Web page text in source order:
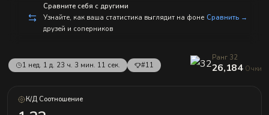
Сравните себя с другими
Узнайте, как ваша статистика выглядит на фоне
друзей и соперников
Сравнить →
1 нед. 1 д. 23 ч. 3 мин. 11 сек. #11
Ранг 32
26,184 Очки
К/Д Соотношение